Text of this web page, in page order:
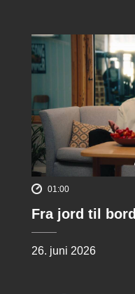
01:00
Fra jord til bord
26. juni 2026